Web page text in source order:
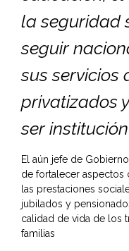
la seguridad
seguir
sus servicios
privatizados
ser
El aún jefe de
de fortalecer aspectos
las prestaciones
jubilados y
calidad de vida de los
familias